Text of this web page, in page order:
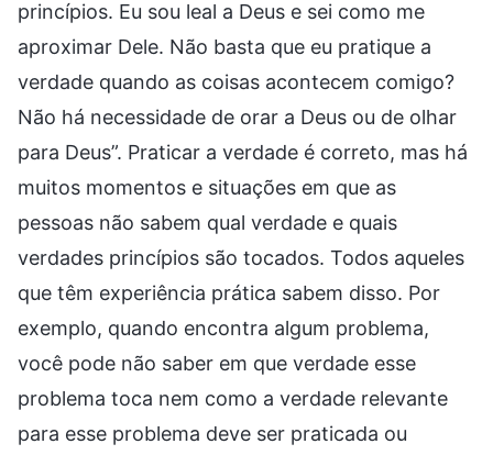
princípios. Eu sou leal a Deus e sei como me
aproximar Dele. Não basta que eu pratique a
verdade quando as coisas acontecem comigo?
Não há necessidade de orar a Deus ou de olhar
para Deus”. Praticar a verdade é correto, mas há
muitos momentos e situações em que as
pessoas não sabem qual verdade e quais
verdades princípios são tocados. Todos aqueles
que têm experiência prática sabem disso. Por
exemplo, quando encontra algum problema,
você pode não saber em que verdade esse
problema toca nem como a verdade relevante
para esse problema deve ser praticada ou